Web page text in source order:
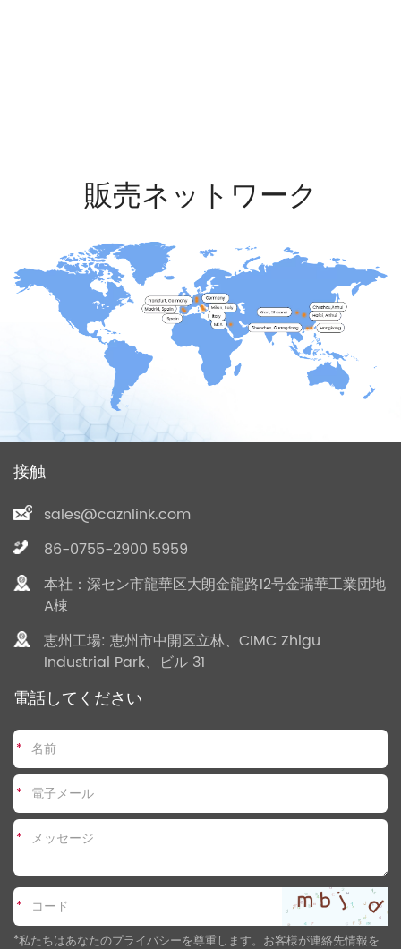
販売ネットワーク
接触
sales@caznlink.com
86-0755-2900 5959
本社：深セン市龍華区大朗金龍路12号金瑞華工業団地
A棟
恵州工場: 恵州市中開区立林、CIMC Zhigu
Industrial Park、ビル 31
電話してください
*
*
*
*
*私たちはあなたのプライバシーを尊重します。お客様が連絡先情報を